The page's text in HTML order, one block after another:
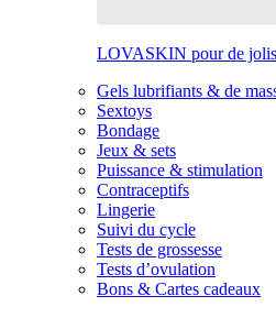
LOVASKIN pour de
Gels lubrifiants & de
Sextoys
Bondage
Jeux & sets
Puissance & stimulation
Contraceptifs
Lingerie
Suivi du cycle
Tests de grossesse
Tests d’ovulation
Bons & Cartes cadeaux